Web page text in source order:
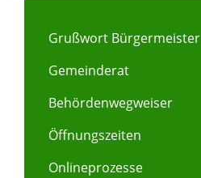
Grußwort Bürgermeister
Gemeinderat
Behördenwegweiser
Öffnungszeiten
Onlineprozesse